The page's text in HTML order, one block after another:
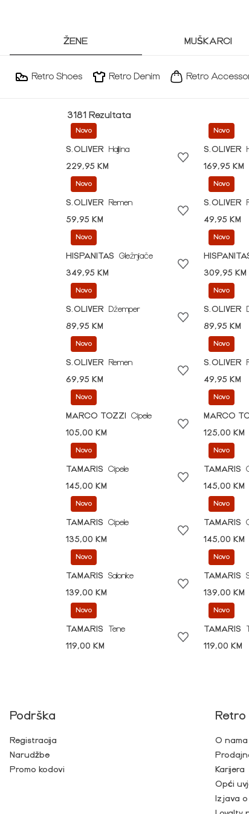
ŽENE MUŠKARCI
Retro Shoes Retro Denim Retro
3181 Rezultata
Novo
S.OLIVER
Haljina
229,95 KM
Novo
S.OLIVER
169,95 KM
Novo
S.OLIVER
Remen
59,95 KM
Novo
S.OLIVER
49,95 KM
Novo
HISPANITAS
Gležnjače
349,95 KM
Novo
309,95 KM
Novo
S.OLIVER
Džemper
89,95 KM
Novo
S.OLIVER
89,95 KM
Novo
S.OLIVER
Remen
69,95 KM
Novo
S.OLIVER
49,95 KM
Novo
MARCO TOZZI
Cipele
105,00 KM
Novo
MARCO
125,00 KM
Novo
TAMARIS
Cipele
145,00 KM
Novo
TAMARIS
145,00 KM
Novo
TAMARIS
Cipele
135,00 KM
Novo
TAMARIS
145,00 KM
Novo
TAMARIS
Salonke
139,00 KM
Novo
TAMARIS
139,00 KM
Novo
TAMARIS
Tene
119,00 KM
Novo
TAMARIS
119,00 KM
Podrška
Registracija
Narudžbe
Promo kodovi
Retro
O nama
Karijera
Opći
Izjava